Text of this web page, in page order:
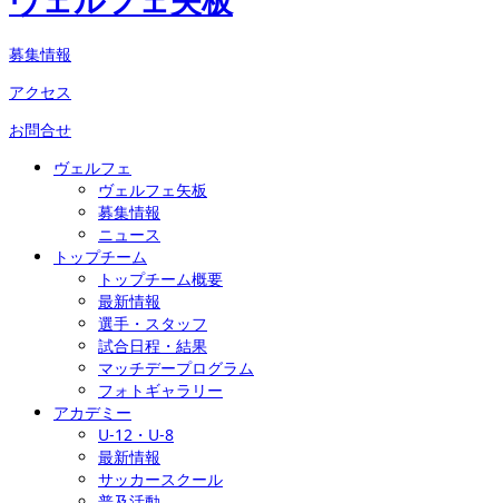
募集情報
アクセス
お問合せ
ヴェルフェ
ヴェルフェ矢板
募集情報
ニュース
トップチーム
トップチーム概要
最新情報
選手・スタッフ
試合日程・結果
マッチデープログラム
フォトギャラリー
アカデミー
U-12・U-8
最新情報
サッカースクール